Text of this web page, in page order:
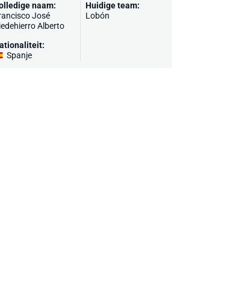
naam:
José
Alberto
Spanje
Huidige team:
Lobón